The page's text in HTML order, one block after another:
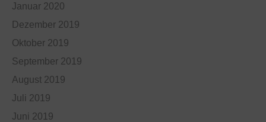
Januar 2020
Dezember 2019
Oktober 2019
September 2019
August 2019
Juli 2019
Juni 2019